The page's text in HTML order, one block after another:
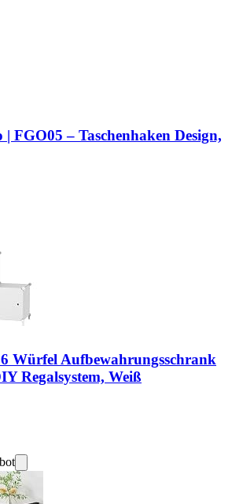
| FGO05 – Taschenhaken Design,
Würfel Aufbewahrungsschrank
Regalsystem, Weiß